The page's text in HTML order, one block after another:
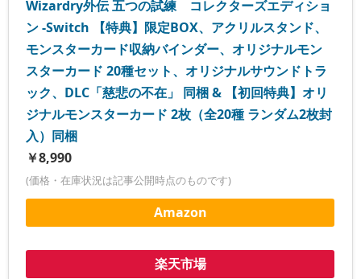
Wizardry外伝 五つの試練 コレクターズエディショ
ン -Switch 【特典】限定BOX、アクリルスタンド、
モンスターカード収納バインダー、オリジナルモン
スターカード 20種セット、オリジナルサウンドトラ
ック、DLC「慈悲の不在」 同梱 & 【初回特典】オリ
ジナルモンスターカード 2枚（全20種 ランダム2枚封
入）同梱
￥8,990
(価格・在庫状況は記事公開時点のものです)
Amazon
楽天市場